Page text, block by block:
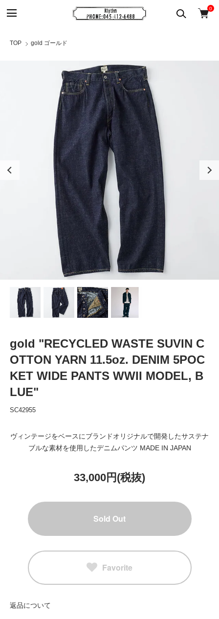
0
TOP gold ゴールド
gold "RECYCLED WASTE SUVIN C
OTTON YARN 11.5oz. DENIM 5POC
KET WIDE PANTS WWII MODEL, B
LUE"
SC42955
ヴィンテージをベースにブランドオリジナルで開発したサステナ
ブルな素材を使用したデニムパンツ MADE IN JAPAN
33,000円(税抜)
Sold Out
Favorite
返品について